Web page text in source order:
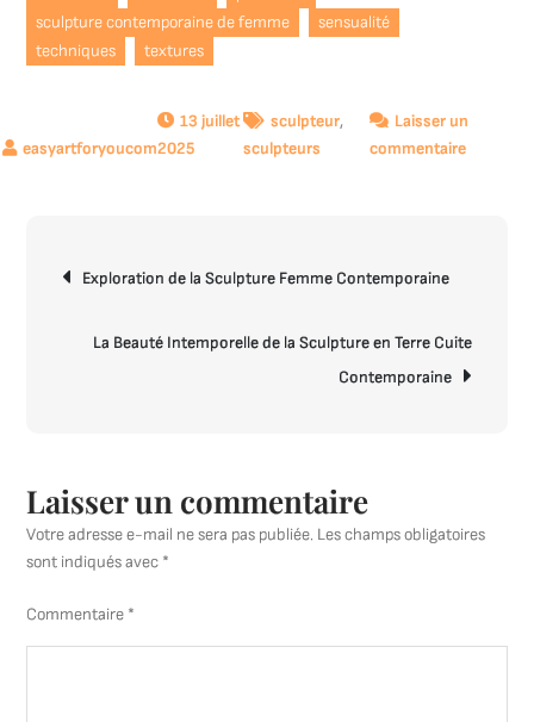
sculpture contemporaine de femme
sensualité
techniques
textures
13 juillet
2025
sculpteur,
sculpteurs
Laisser un
commentairesur
la
Sculpture
deExploration de la Sculpture Femme Contemporaine
La Beauté Intemporelle de la Sculpture en Terre Cuite
Contemporaine
Laisser un commentaire
Votre adresse e-mail ne sera pas publiée. Les champs obligatoires
sont indiqués avec *
Commentaire *